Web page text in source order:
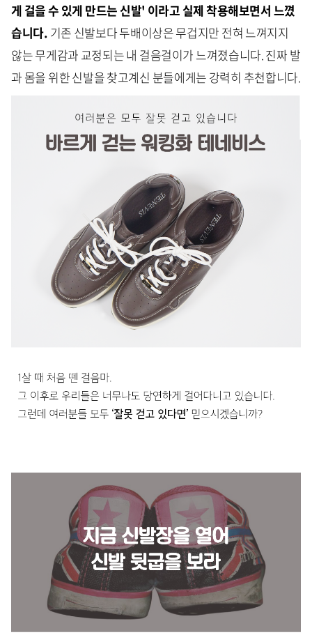
게 걸을 수 있게 만드는 신발' 이라고 실제 착용해보면서 느꼈
습니다. 기존 신발보다 두배이상은 무겁지만 전혀 느껴지지
않는 무게감과 교정되는 내 걸음걸이가 느껴졌습니다. 진짜 발
과 몸을 위한 신발을 찾고계신 분들에게는 강력히 추천합니다.